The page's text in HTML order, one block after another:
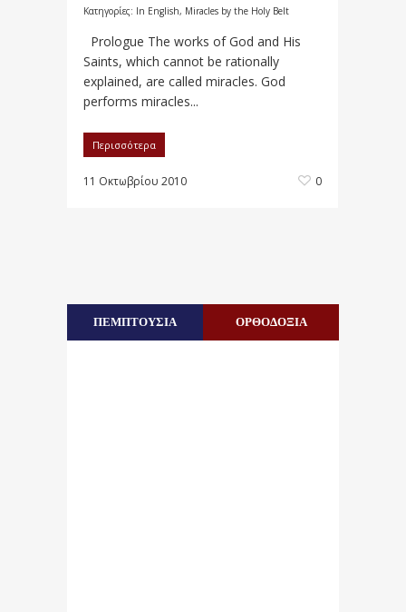
Κατηγορίες: In English, Miracles by the Holy Belt
Prologue The works of God and His
Saints, which cannot be rationally
explained, are called miracles. God
performs miracles...
Περισσότερα
11 Οκτωβρίου 2010 0
ΠΕΜΠΤΟΥΣΙΑ ΟΡΘΟΔΟΞΙΑ